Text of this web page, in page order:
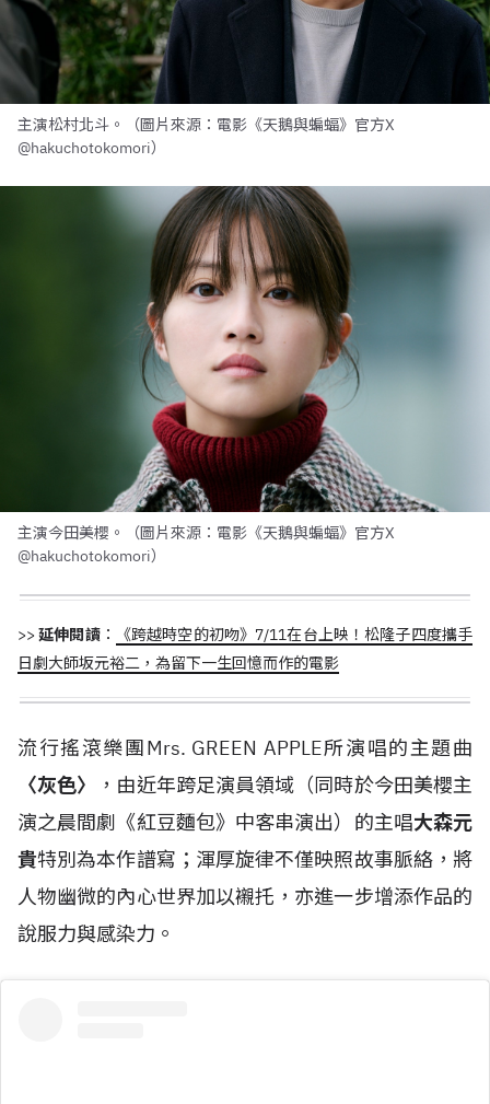
主演松村北斗。（圖片來源：電影《天鵝與蝙蝠》官方X
@hakuchotokomori）
主演今田美櫻。（圖片來源：電影《天鵝與蝙蝠》官方X
@hakuchotokomori）
>>延伸閱讀：
《跨越時空的初吻》7/11在台上映！松隆子四度攜手
日劇大師坂元裕二，為留下一生回憶而作的電影
流行搖滾樂團Mrs. GREEN APPLE所演唱的主題曲
〈灰色〉
，由近年跨足演員領域（同時於今田美櫻主
演之晨間劇《紅豆麵包》中客串演出）的主唱大森元
貴特別為本作譜寫；渾厚旋律不僅映照故事脈絡，將
人物幽微的內心世界加以襯托，亦進一步增添作品的
說服力與感染力。